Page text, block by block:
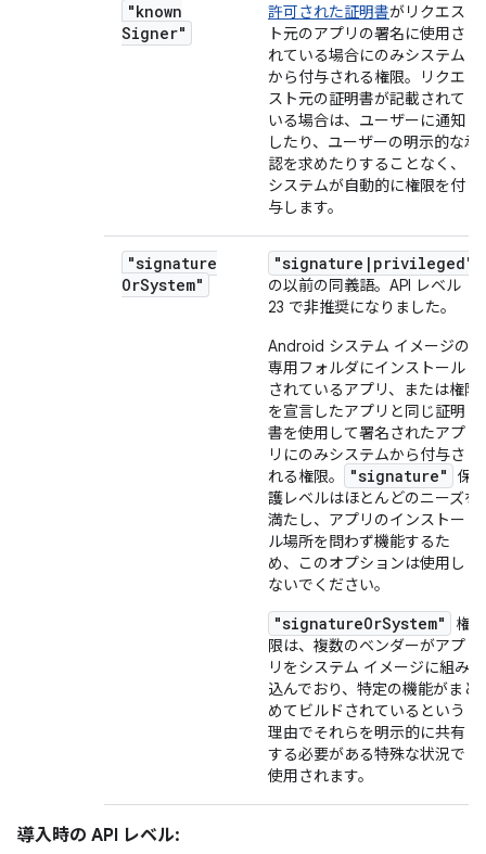
"known
Signer"
許可された証明書がリクエス
ト元のアプリの署名に使用さ
れている場合にのみシステム
から付与される権限。リクエ
スト元の証明書が記載されて
いる場合は、ユーザーに通知
したり、ユーザーの明示的な承
認を求めたりすることなく、
システムが自動的に権限を付
与します。
"signature
OrSystem"
"signature|privileged"
の以前の同義語。 API レベル
23 で非推奨になりました。
Android システム イメージの
専用フォルダにインストール
されているアプリ、または権限
を宣言したアプリと同じ証明
書を使用して署名されたアプ
リにのみシステムから付与さ
れる権限。
"signature"
保
護レベルはほとんどのニーズを
満たし、アプリのインストー
ル場所を問わず機能するた
め、このオプションは使用し
ないでください。
"signatureOrSystem"
権
限は、複数のベンダーがアプ
リをシステム イメージに組み
込んでおり、特定の機能がまと
めてビルドされているという
理由でそれらを明示的に共有
する必要がある特殊な状況で
使用されます。
導入時の API レベル: